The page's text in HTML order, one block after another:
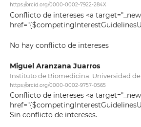
https://orcid.org/0000-0002-7922-284X
Conflicto de intereses <a
No hay conflicto de intereses
Miguel Aranzana Juarros
Instituto de Biomedicina. Universidad de
https://orcid.org/0000-0002-9757-0565
Conflicto de intereses <a
Sin conflicto de intereses.